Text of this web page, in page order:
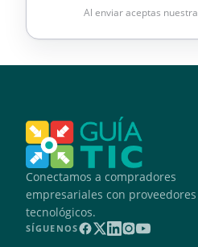
Al enviar aceptas nuestra
Conectamos a compradores
empresariales con proveedores
tecnológicos.
SÍGUENOS